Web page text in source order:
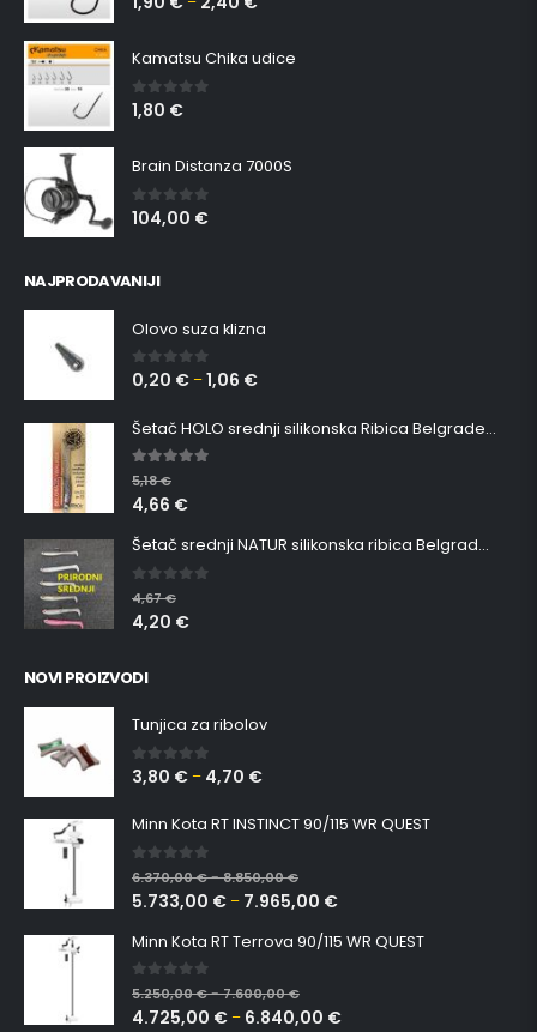
Kamatsu Chika udice
0 out of 5
1,80 €
Brain Distanza 7000S
0out of 5
104,00 €
NAJPRODAVANIJI
Olovo suza klizna
0 out of 5
0,20 € –1,06 €
Šetač HOLO srednji silikonska Ribica Belgrade Walker
5.00out of 5
5,18€
4,66 €
Šetač srednji NATUR silikonska ribica Belgrade Walker
0 out of 5
4,67€
4,20 €
NOVI PROIZVODI
Tunjica za ribolov
0 out of 5
3,80 € – 4,70 €
Minn Kota RT INSTINCT 90/115 WR QUEST
0 out of 5
6.370,00€–8.850,00€
5.733,00 € – 7.965,00 €
Minn Kota RT Terrova 90/115 WR QUEST
0 out of 5
5.250,00€–7.600,00€
4.725,00 € – 6.840,00 €